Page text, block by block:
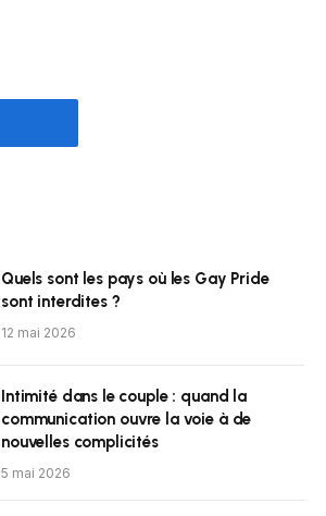
Quels sont les pays où les Gay Pride
sont interdites ?
12 mai 2026
Intimité dans le couple : quand la
communication ouvre la voie à de
nouvelles complicités
5 mai 2026